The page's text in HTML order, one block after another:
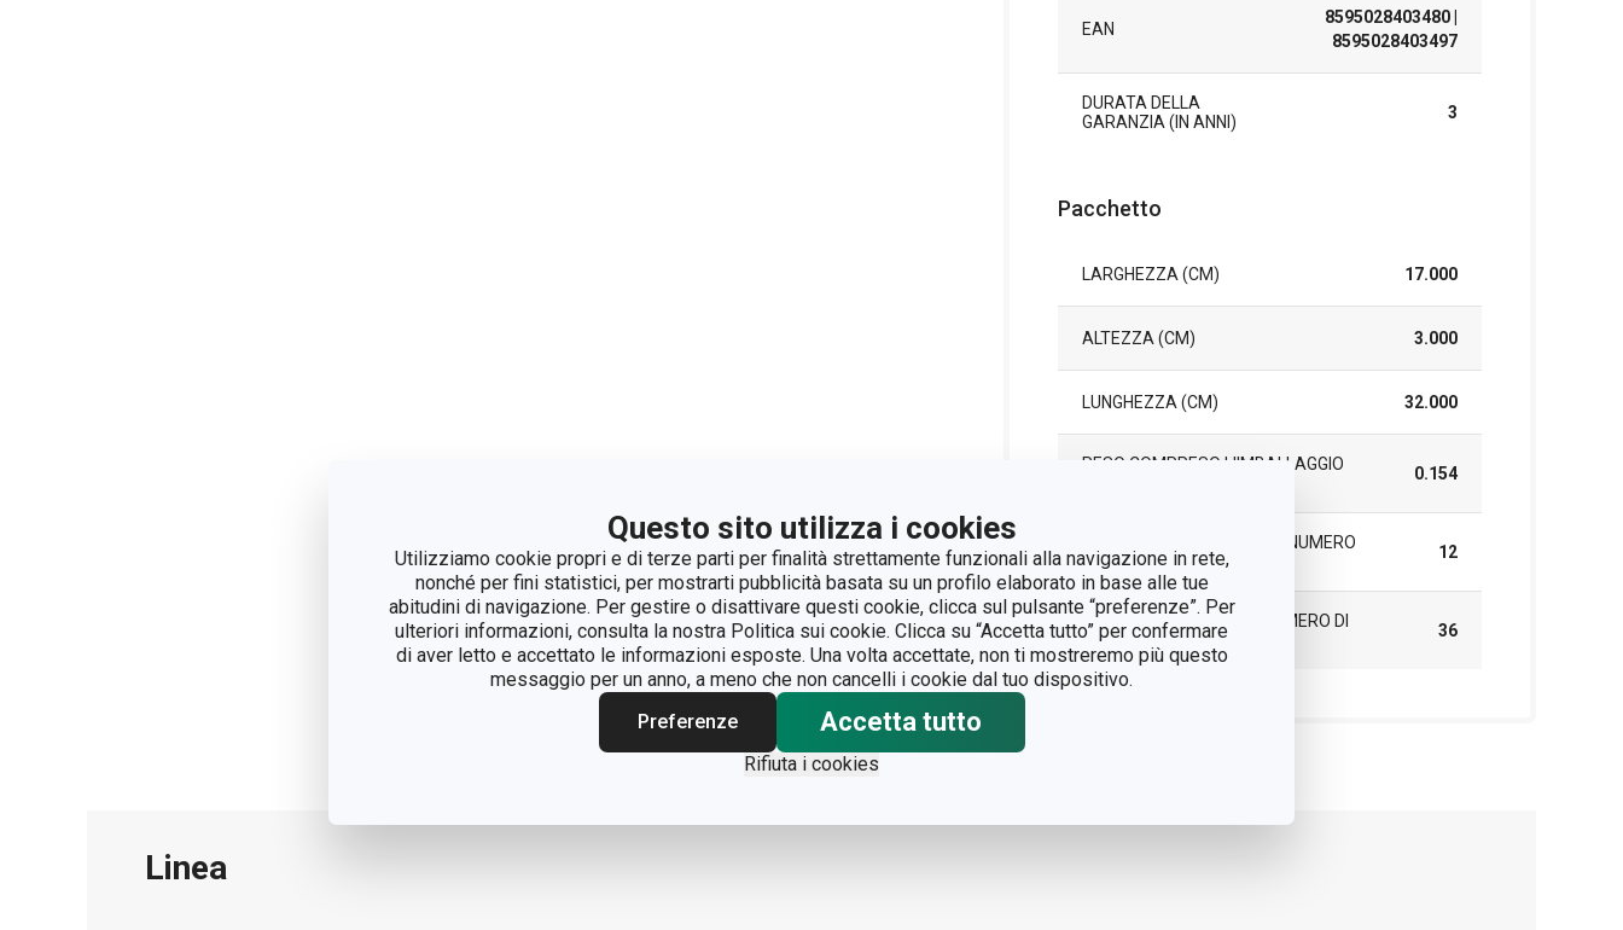
Questo sito utilizza i cookies
Utilizziamo cookie propri e di terze parti per finalità strettamente funzionali alla navigazione in rete,
nonché per fini statistici, per mostrarti pubblicità basata su un profilo elaborato in base alle tue
abitudini di navigazione. Per gestire o disattivare questi cookie, clicca sul pulsante “preferenze”. Per
ulteriori informazioni, consulta la nostra Politica sui cookie. Clicca su “Accetta tutto” per confermare
di aver letto e accettato le informazioni esposte. Una volta accettate, non ti mostreremo più questo
messaggio per un anno, a meno che non cancelli i cookie dal tuo dispositivo.
Preferenze
Accetta tutto
Rifiuta i cookies
EAN
8595028403480|
8595028403497
DURATA DELLA
GARANZIA (IN ANNI)
3
Pacchetto
LARGHEZZA (CM) 17.000
ALTEZZA (CM) 3.000
LUNGHEZZA (CM) 32.000
PESO COMPRESO L'IMBALLAGGIO
0.154
IMBALLAGGIO DI GRUPPO (NUMERO
DI PEZZI)
12
SCATOLA PRINCIPALE (NUMERO DI
PEZZI)
36
Linea